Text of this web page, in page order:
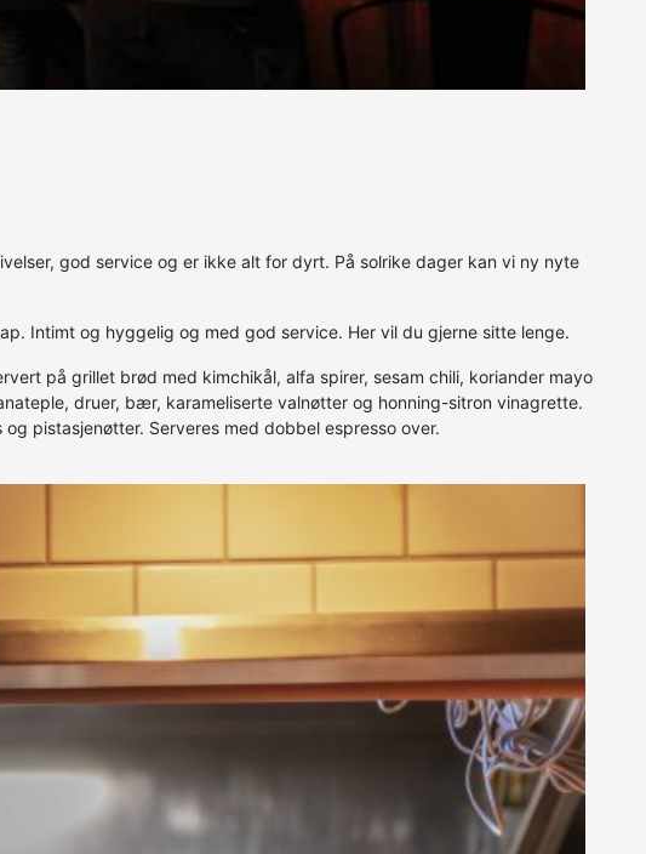
god service og er ikke alt for dyrt. På solrike dager kan vi ny nyte
Intimt og hyggelig og med god service. Her vil du gjerne sitte lenge.
på grillet brød med kimchikål, alfa spirer, sesam chili, koriander mayo
druer, bær, karameliserte valnøtter og honning-sitron vinagrette.
pistasjenøtter. Serveres med dobbel espresso over.